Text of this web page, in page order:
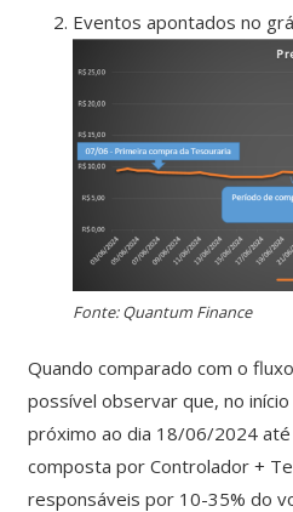
Eventos apontados no
Fonte: Quantum Finance
Quando comparado com o
possível observar que, no
próximo ao dia 18/06/2024 até
composta por Controlador +
responsáveis por 10-35% do